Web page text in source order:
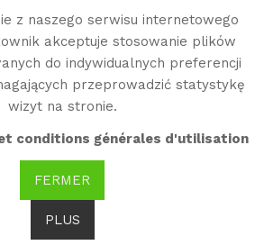
z naszego serwisu internetowego
akceptuje stosowanie plików
do indywidualnych preferencji
przeprowadzić statystykę
wizyt na stronie.
conditions générales d'utilisation
FERMER
PLUS
de
un
exacerbé par
et d'autres